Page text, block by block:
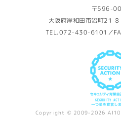
〒596-
大阪府岸和田市沼町21-
TEL.072-430-6101／
Copyright © 2009-2026